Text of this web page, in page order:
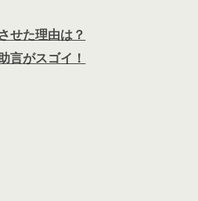
せた理由は？
言がスゴイ！